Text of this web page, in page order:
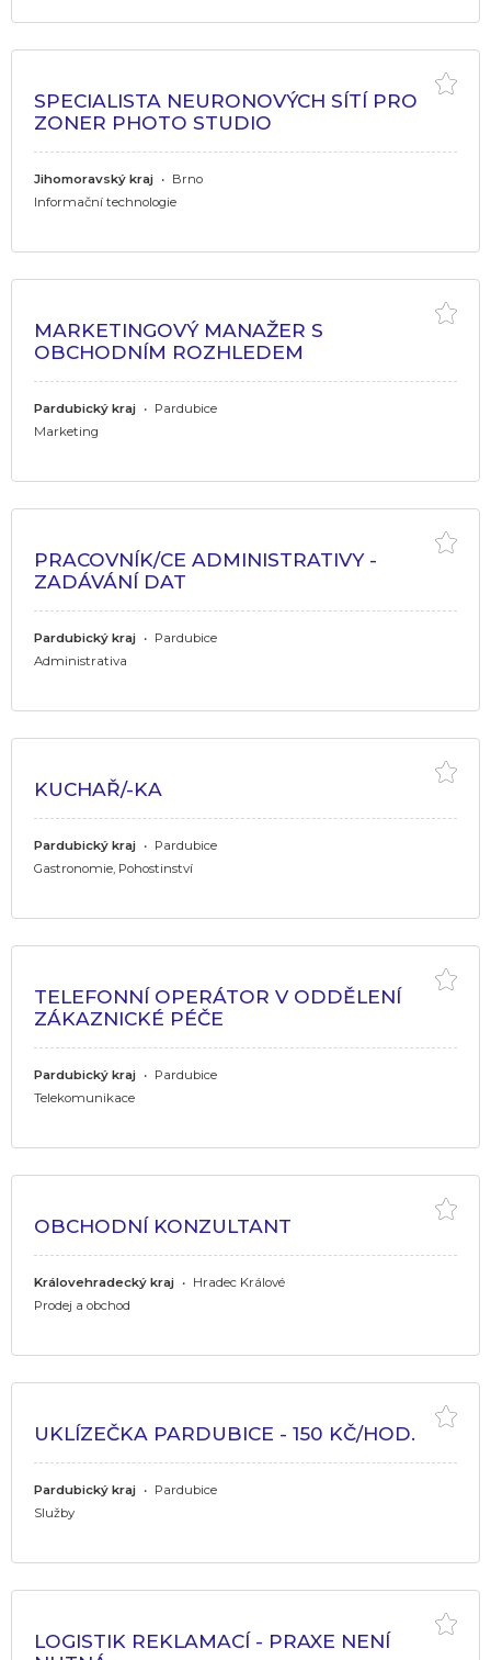
SPECIALISTA NEURONOVÝCH SÍTÍ PRO
ZONER PHOTO STUDIO
Jihomoravský kraj • Brno
Informační technologie
MARKETINGOVÝ MANAŽER S
OBCHODNÍM ROZHLEDEM
Pardubický kraj • Pardubice
Marketing
PRACOVNÍK/CE ADMINISTRATIVY -
ZADÁVÁNÍ DAT
Pardubický kraj • Pardubice
Administrativa
KUCHAŘ/-KA
Pardubický kraj • Pardubice
Gastronomie, Pohostinství
TELEFONNÍ OPERÁTOR V ODDĚLENÍ
ZÁKAZNICKÉ PÉČE
Pardubický kraj • Pardubice
Telekomunikace
OBCHODNÍ KONZULTANT
Královehradecký kraj • Hradec Králové
Prodej a obchod
UKLÍZEČKA PARDUBICE - 150 KČ/HOD.
Pardubický kraj • Pardubice
Služby
LOGISTIK REKLAMACÍ - PRAXE NENÍ